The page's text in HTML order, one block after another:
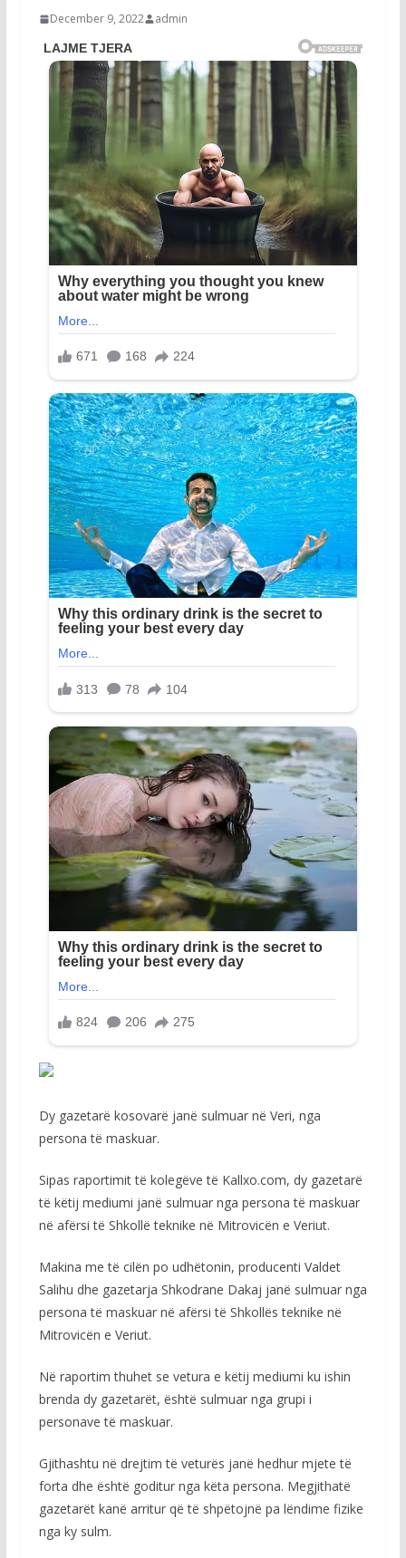
December 9, 2022 admin
Dy gazetarë kosovarë janë sulmuar në Veri, nga
persona të maskuar.
Sipas raportimit të kolegëve të Kallxo.com, dy gazetarë
të këtij mediumi janë sulmuar nga persona të maskuar
në afërsi të Shkollë teknike në Mitrovicën e Veriut.
Makina me të cilën po udhëtonin, producenti Valdet
Salihu dhe gazetarja Shkodrane Dakaj janë sulmuar nga
persona të maskuar në afërsi të Shkollës teknike në
Mitrovicën e Veriut.
Në raportim thuhet se vetura e këtij mediumi ku ishin
brenda dy gazetarët, është sulmuar nga grupi i
personave të maskuar.
Gjithashtu në drejtim të veturës janë hedhur mjete të
forta dhe është goditur nga këta persona. Megjithatë
gazetarët kanë arritur që të shpëtojnë pa lëndime fizike
nga ky sulm.